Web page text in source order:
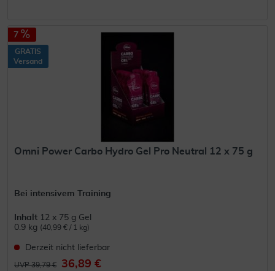
7
GRATIS
Versand
Omni Power Carbo Hydro Gel Pro Neutral 12 x 75 g
Bei intensivem Training
Inhalt 12 x 75 g Gel
0.9 kg (40,99 € / 1 kg)
Derzeit nicht lieferbar
UVP 39,79 € 36,89 €